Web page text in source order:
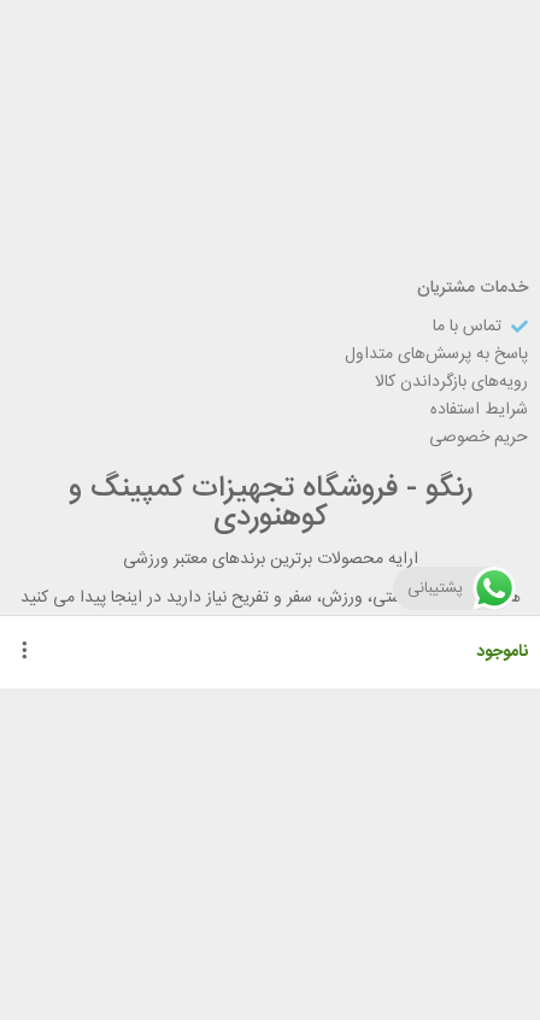
ناموجود
خدمات مشتریان
تماس با ما
پاسخ به پرسش‌های متداول
رویه‌های بازگرداندن کالا
شرایط استفاده
حریم خصوصی
رنگو - فروشگاه تجهیزات کمپینگ و
کوهنوردی
ارایه محصولات برترین برندهای معتبر ورزشی
هر آنچه برای تندرستی، ورزش، سفر و تفریح نیاز دارید در اینجا پیدا می کنید
پشتیبانی